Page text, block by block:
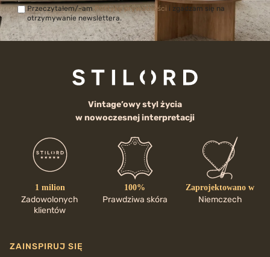
Przeczytałem/-amPolitykę prywatności i zgadzam się na
otrzymywanie newslettera.
Vintage’owy styl życia
w nowoczesnej interpretacji
1 milion
Zadowolonych
klientów
100%
Prawdziwa skóra
Zaprojektowano w
Niemczech
ZAINSPIRUJ SIĘ